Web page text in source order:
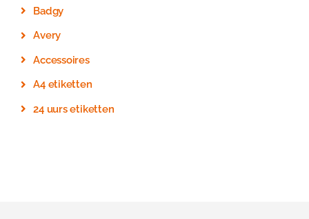
Badgy
Avery
Accessoires
A4 etiketten
24 uurs etiketten